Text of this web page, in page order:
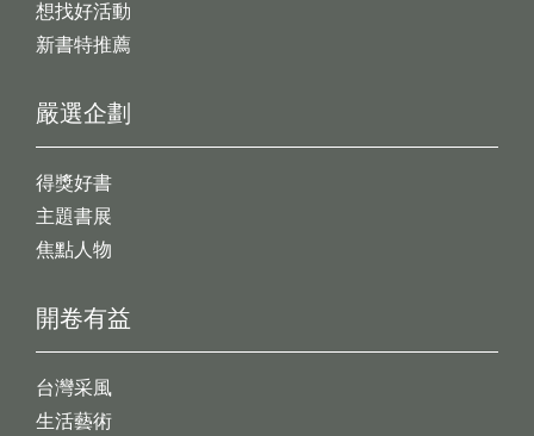
想找好活動
新書特推薦
開卷有益
台灣采風
生活藝術
嚴選企劃
得獎好書
主題書展
焦點人物